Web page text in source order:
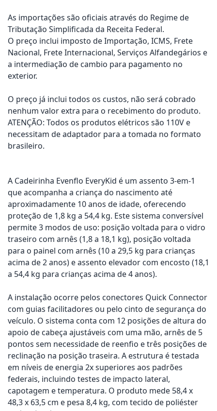
As importações são oficiais através do Regime de
Tributação Simplificada da Receita Federal.
O preço inclui imposto de Importação, ICMS, Frete
Nacional, Frete Internacional, Serviços Alfandegários e
a intermediação de cambio para pagamento no
exterior.
O preço já inclui todos os custos, não será cobrado
nenhum valor extra para o recebimento do produto.
ATENÇÃO: Todos os produtos elétricos são 110V e
necessitam de adaptador para a tomada no formato
brasileiro.
A Cadeirinha Evenflo EveryKid é um assento 3-em-1
que acompanha a criança do nascimento até
aproximadamente 10 anos de idade, oferecendo
proteção de 1,8 kg a 54,4 kg. Este sistema conversível
permite 3 modos de uso: posição voltada para o vidro
traseiro com arnês (1,8 a 18,1 kg), posição voltada
para o painel com arnês (10 a 29,5 kg para crianças
acima de 2 anos) e assento elevador com encosto (18,1
a 54,4 kg para crianças acima de 4 anos).
A instalação ocorre pelos conectores Quick Connector
com guias facilitadores ou pelo cinto de segurança do
veículo. O sistema conta com 12 posições de altura do
apoio de cabeça ajustáveis com uma mão, arnês de 5
pontos sem necessidade de reenfio e três posições de
reclinação na posição traseira. A estrutura é testada
em níveis de energia 2x superiores aos padrões
federais, incluindo testes de impacto lateral,
capotagem e temperatura. O produto mede 58,4 x
48,3 x 63,5 cm e pesa 8,4 kg, com tecido de poliéster